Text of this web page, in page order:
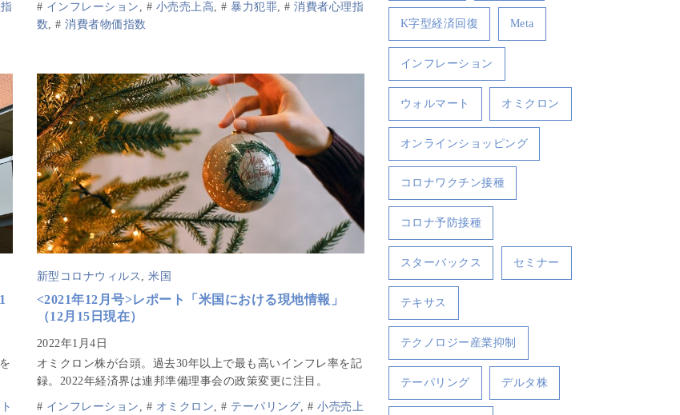
# インフレーション , # 小売売上高, #暴力犯罪, #消費者心理指
数, #消費者物価指数
新型コロナウィルス ,米国
<2021年12月号>レポート「米国における現地情報」
（12月15日現在）
オミクロン株が台頭。過去30年以上で最も高いインフレ率を記
録。2022年経済界は連邦準備理事会の政策変更に注目。
# インフレーション , # オミクロン, # テーパリング, #小売売上
K字型経済回復 Meta
インフレーション
ウォルマート オミクロン
オンラインショッピング
コロナワクチン接種
コロナ予防接種
スターバックス セミナー
テキサス
テクノロジー産業抑制
テーパリング デルタ株